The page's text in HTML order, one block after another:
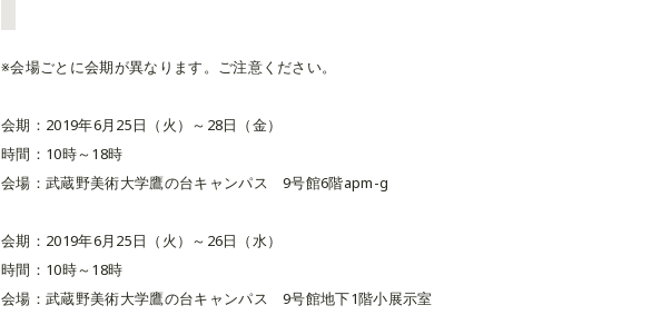
※会場ごとに会期が異なります。ご注意ください。
会期：2019年6月25日（火）～28日（金）
時間：10時～18時
会場：武蔵野美術大学鷹の台キャンパス 9号館6階apm-g
会期：2019年6月25日（火）～26日（水）
時間：10時～18時
会場：武蔵野美術大学鷹の台キャンパス 9号館地下1階小展示室